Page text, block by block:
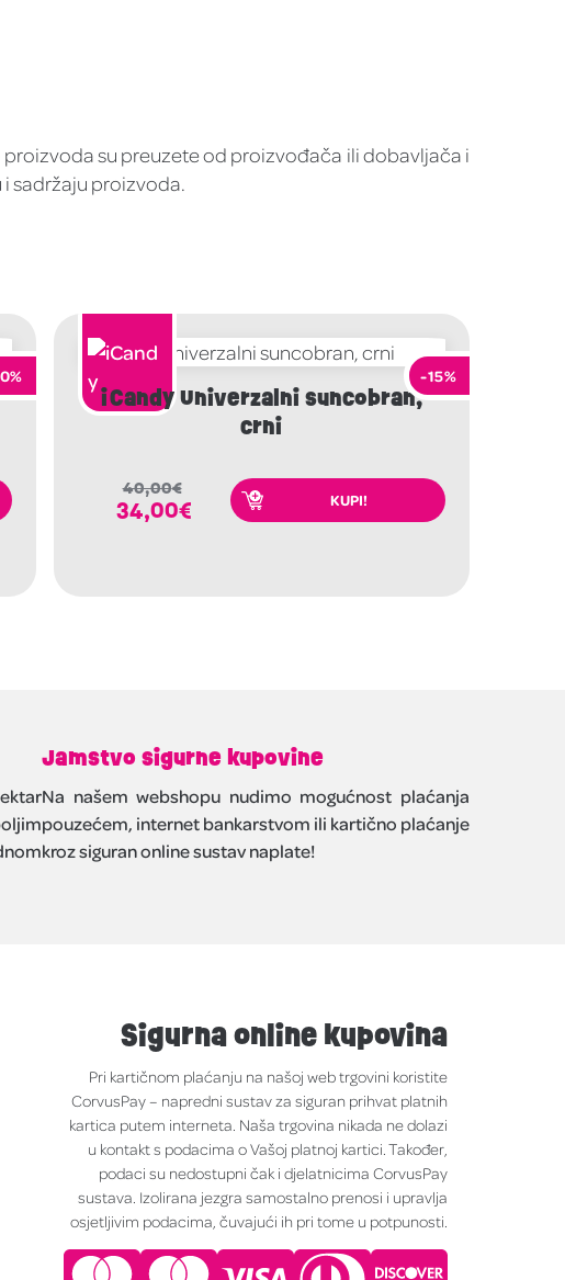
su preuzete od proizvođača ili dobavljača i
sadržaju proizvoda.
-15%
iCandy Univerzalni suncobran,
crni
40,00€
34,00€ KUPI!
Jamstvo sigurne kupovine
Na našem webshopu nudimo mogućnost plaćanja
pouzećem, internet bankarstvom ili kartično plaćanje
kroz siguran online sustav naplate!
Sigurna online kupovina
Pri kartičnom plaćanju na našoj web trgovini koristite
CorvusPay – napredni sustav za siguran prihvat platnih
kartica putem interneta. Naša trgovina nikada ne dolazi
u kontakt s podacima o Vašoj platnoj kartici. Također,
podaci su nedostupni čak i djelatnicima CorvusPay
sustava. Izolirana jezgra samostalno prenosi i upravlja
osjetljivim podacima, čuvajući ih pri tome u potpunosti.